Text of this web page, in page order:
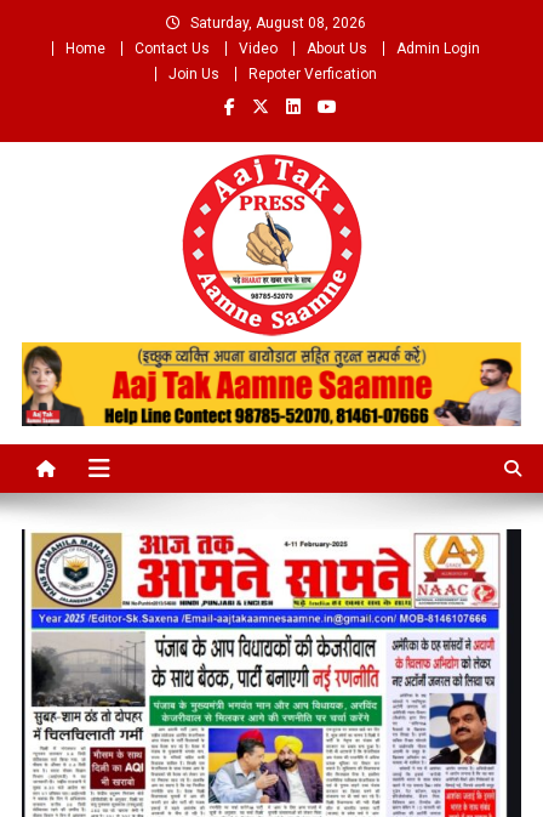
Saturday, August 08, 2026
Home
Contact Us Video About Us
Admin Login
Join Us
Repoter Verfication
Aaj Tak Aamne Saamne.com